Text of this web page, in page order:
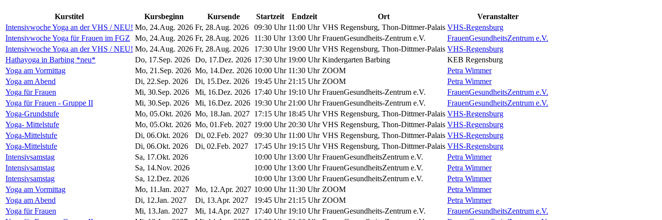
Kurstitel Kursbeginn Kursende Startzeit Endzeit Ort
Veranstalter
Intensivwoche Yoga an der VHS / NEU! Mo, 24.Aug. 2026 Fr, 28.Aug. 2026 09:30 Uhr 11:00 Uhr VHS Regensburg, Thon-Dittmer-Palais VHS-Regensburg
Intensivwoche Yoga für Frauen im FGZ
Mo, 24.Aug. 2026 Fr, 28.Aug. 2026 11:30 Uhr 13:00 Uhr FrauenGesundheits-Zentrum e.V.
Frauen­Gesundheits­Zentrum e.V.
Intensivwoche Yoga an der VHS / NEU! Mo, 24.Aug. 2026 Fr, 28.Aug. 2026 17:30 Uhr 19:00 Uhr VHS Regensburg, Thon-Dittmer-Palais VHS-Regensburg
Hathayoga in Barbing *neu*
Do, 17.Sep. 2026 Do, 17.Dez. 2026 17:30 Uhr 19:00 Uhr Kindergarten Barbing
KEB Regensburg
Yoga am Vormittag
Mo, 21.Sep. 2026 Mo, 14.Dez. 2026 10:00 Uhr 11:30 Uhr ZOOM
Petra Wimmer
Yoga am Abend
Di, 22.Sep. 2026 Di, 15.Dez. 2026 19:45 Uhr 21:15 Uhr ZOOM
Petra Wimmer
Yoga für Frauen
Mi, 30.Sep. 2026 Mi, 16.Dez. 2026 17:40 Uhr 19:10 Uhr FrauenGesundheits-Zentrum e.V.
Frauen­Gesundheits­Zentrum e.V.
Yoga für Frauen - Gruppe II
Mi, 30.Sep. 2026 Mi, 16.Dez. 2026 19:30 Uhr 21:00 Uhr FrauenGesundheits-Zentrum e.V.
Frauen­Gesundheits­Zentrum e.V.
Yoga-Grundstufe
Mo, 05.Okt. 2026 Mo, 18.Jan. 2027 17:15 Uhr 18:45 Uhr VHS Regensburg, Thon-Dittmer-Palais VHS-Regensburg
Yoga- Mittelstufe
Mo, 05.Okt. 2026 Mo, 01.Feb. 2027 19:00 Uhr 20:30 Uhr VHS Regensburg, Thon-Dittmer-Palais VHS-Regensburg
Yoga-Mittelstufe
Di, 06.Okt. 2026 Di, 02.Feb. 2027 09:30 Uhr 11:00 Uhr VHS Regensburg, Thon-Dittmer-Palais VHS-Regensburg
Yoga-Mittelstufe
Di, 06.Okt. 2026 Di, 02.Feb. 2027 17:45 Uhr 19:15 Uhr VHS Regensburg, Thon-Dittmer-Palais VHS-Regensburg
Intensivsamstag
Sa, 17.Okt. 2026 10:00 Uhr 13:00 Uhr Frauen­Gesundheits­Zentrum e.V.
Petra Wimmer
Intensivsamstag
Sa, 14.Nov. 2026 10:00 Uhr 13:00 Uhr Frauen­Gesundheits­Zentrum e.V.
Petra Wimmer
Intensivsamstag
Sa, 12.Dez. 2026 10:00 Uhr 13:00 Uhr Frauen­Gesundheits­Zentrum e.V.
Petra Wimmer
Yoga am Vormittag
Mo, 11.Jan. 2027 Mo, 12.Apr. 2027 10:00 Uhr 11:30 Uhr ZOOM
Petra Wimmer
Yoga am Abend
Di, 12.Jan. 2027 Di, 13.Apr. 2027 19:45 Uhr 21:15 Uhr ZOOM
Petra Wimmer
Yoga für Frauen
Mi, 13.Jan. 2027 Mi, 14.Apr. 2027 17:40 Uhr 19:10 Uhr FrauenGesundheits-Zentrum e.V.
Frauen­Gesundheits­Zentrum e.V.